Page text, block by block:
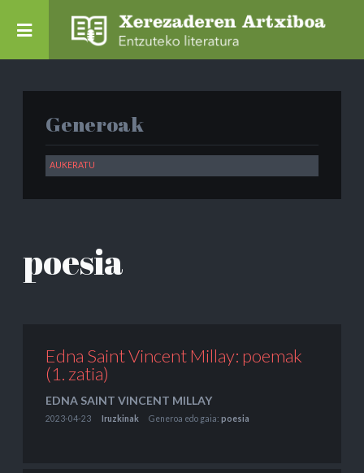
Generoak
poesia
Edna Saint Vincent Millay: poemak
(1. zatia)
EDNA SAINT VINCENT MILLAY
2023-04-23 Iruzkinak Generoa edo gaia: poesia